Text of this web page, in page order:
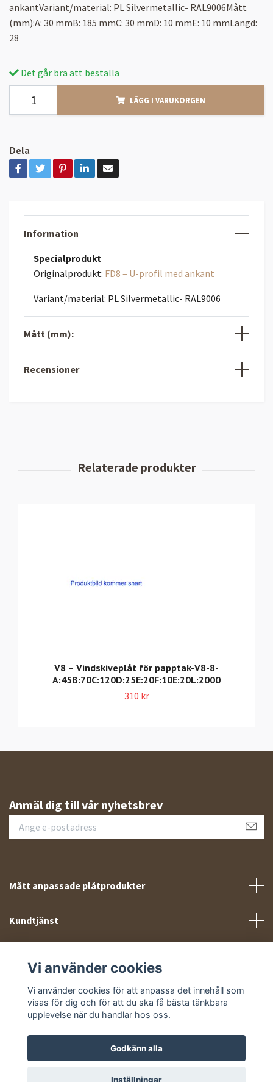
ankantVariant/material: PL Silvermetallic- RAL9006Mått
(mm):A: 30 mmB: 185 mmC: 30 mmD: 10 mmE: 10 mmLängd:
28
Det går bra att beställa
LÄGG I VARUKORGEN
Dela
Information
Specialprodukt
Originalprodukt: FD8 – U-profil med ankant
Variant/material: PL Silvermetallic- RAL9006
Mått (mm):
Recensioner
V8 – Vindskiveplåt för papptak-V8-8-
A:45B:70C:120D:25E:20F:10E:20L:2000
310 kr
Anmäl dig till vår nyhetsbrev
Mått anpassade plåtprodukter
Kundtjänst
Sociala medier
© 2026 Takprofiler.se
Vi använder cookies
Vi använder cookies för att anpassa det innehåll som
visas för dig och för att du ska få bästa tänkbara
upplevelse när du handlar hos oss.
Godkänn alla
Inställningar